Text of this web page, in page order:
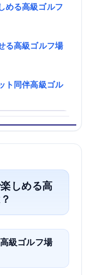
める高級ゴルフ
る高級ゴルフ場
ト同伴高級ゴル
しめる高
級ゴルフ場